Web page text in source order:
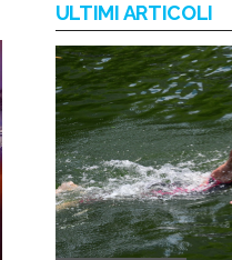
ULTIMI ARTICOLI